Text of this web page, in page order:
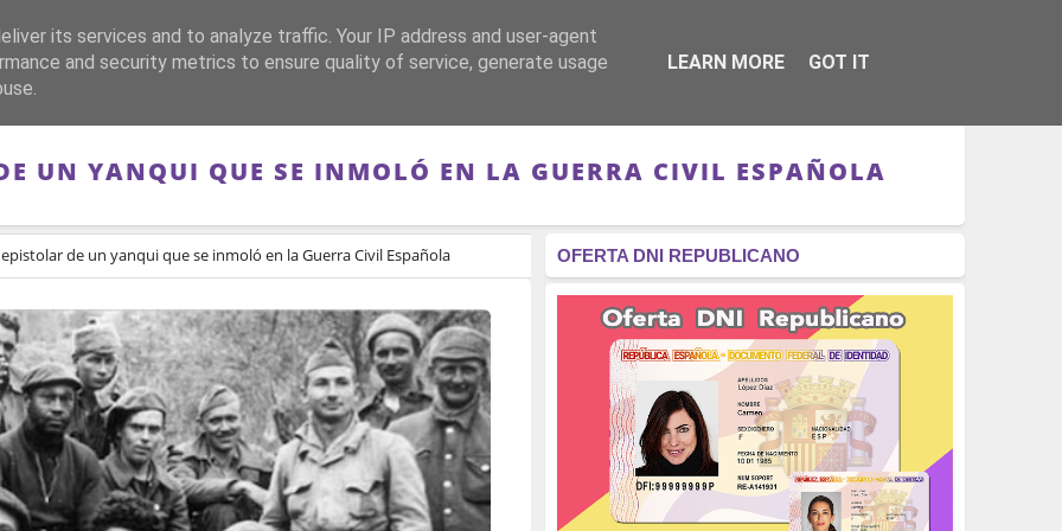
FRANQUISMO GUERRA DE ESPAÑA MEMORIA RÉGIMEN - MONARQUÍA
UN YANQUI QUE SE INMOLÓ EN LA GUERRA CIVIL ESPAÑOLA
de un yanqui que se inmoló en la Guerra Civil Española OFERTA DNI REPUBLICANO
its services and to analyze traffic. Your IP address and user-agent
and security metrics to ensure quality of service, generate usage
LEARN MORE GOT IT